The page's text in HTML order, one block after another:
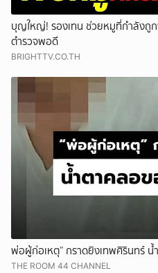
บุญใหญ่! รองเทน ช่วยหมูที่กำลังถูก
ตำรวจพอดี
BRIGHTTV.CO.TH
พ่อผู้ก่อเหตุ” กราดยิงเทพศิรินทร์ น้
THE ROOM 44 CHANNEL